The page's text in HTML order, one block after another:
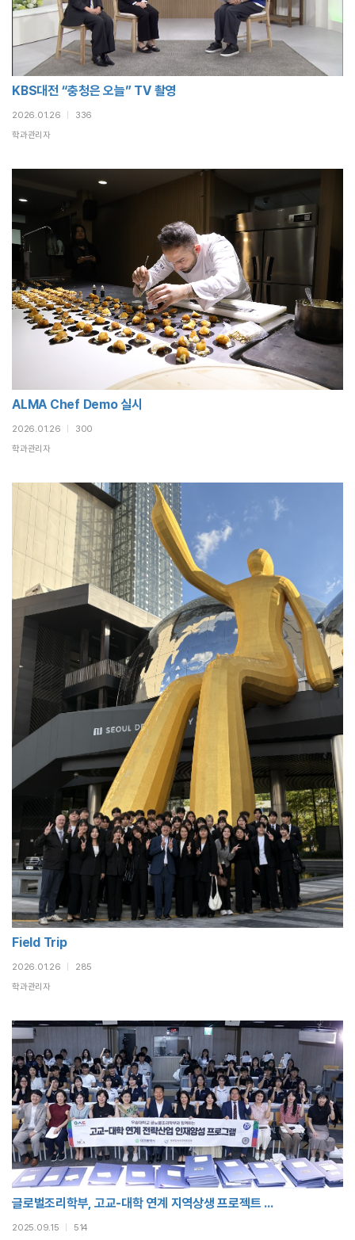
KBS대전 “충청은 오늘” TV 촬영
2026.01.26
336
학과관리자
ALMA Chef Demo 실시
2026.01.26
300
학과관리자
Field Trip
2026.01.26
285
학과관리자
글로벌조리학부, 고교-대학 연계 지역상생 프로젝트 ...
2025.09.15
514